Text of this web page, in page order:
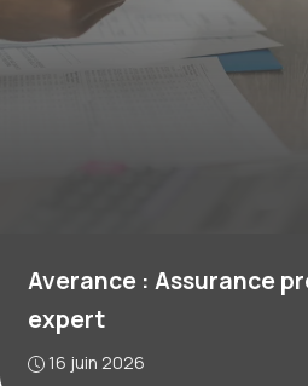
Averance : Assurance
expert
16 juin 2026